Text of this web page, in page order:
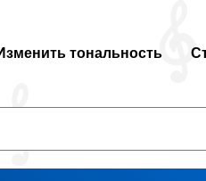
тональность